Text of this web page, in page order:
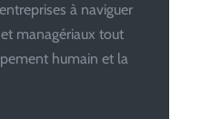
à naviguer
managériaux tout
humain et la